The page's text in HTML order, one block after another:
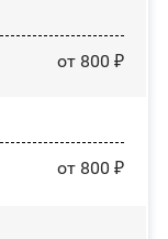
от 800 ₽
от 800 ₽